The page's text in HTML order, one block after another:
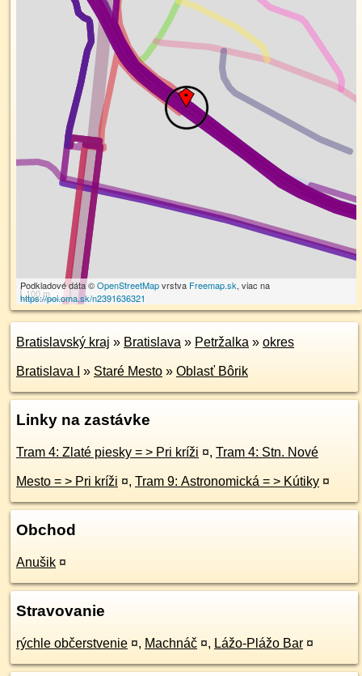
100 m
Podkladové dáta ©OpenStreetMapvrstva Freemap.sk, viac na
https://poi.oma.sk/n2391636321
Bratislavský kraj » Bratislava » Petržalka » okres
Bratislava I » Staré Mesto » Oblasť Bôrik
Linky na zastávke
Tram 4: Zlaté piesky = > Pri kríži ¤, Tram 4: Stn. Nové
Mesto = > Pri kríži ¤, Tram 9: Astronomická = > Kútiky ¤
Obchod
Anušik ¤
Stravovanie
rýchle občerstvenie ¤, Machnáč ¤, Lážo-Plážo Bar ¤